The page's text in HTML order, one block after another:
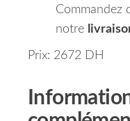
Commandez
notre
Prix: 2672 DH